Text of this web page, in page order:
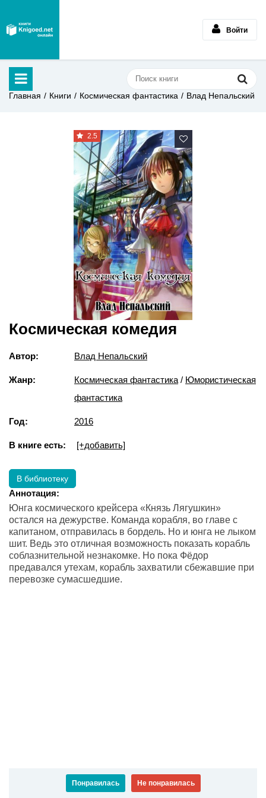
Войти
Главная Книги Космическая фантастика Влад Непальский
2.5
Космическая комедия
Автор: Влад Непальский
Жанр: Космическая фантастика / Юмористическая
фантастика
Год: 2016
В книге есть: [+добавить]
В библиотеку
Аннотация:
Юнга космического крейсера «Князь Лягушкин»
остался на дежурстве. Команда корабля, во главе с
капитаном, отправилась в бордель. Но и юнга не лыком
шит. Ведь это отличная возможность показать корабль
соблазнительной незнакомке. Но пока Фёдор
предавался утехам, корабль захватили сбежавшие при
перевозке сумасшедшие.
Понравилась Не понравилась